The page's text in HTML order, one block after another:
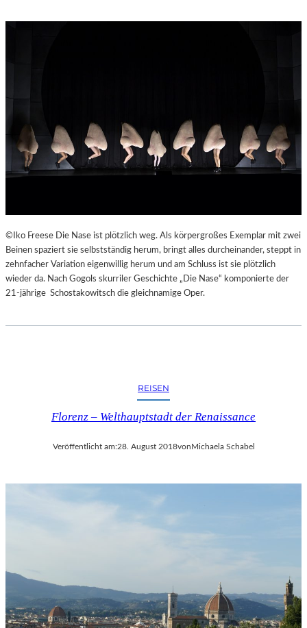
©Iko Freese Die Nase ist plötzlich weg. Als körpergroßes Exemplar mit zwei
Beinen spaziert sie selbstständig herum, bringt alles durcheinander, steppt in
zehnfacher Variation eigenwillig herum und am Schluss ist sie plötzlich
wieder da. Nach Gogols skurriler Geschichte „Die Nase“ komponierte der
21-jährige Schostakowitsch die gleichnamige Oper.
REISEN
Florenz – Welthauptstadt der Renaissance
Veröffentlicht am:28. August 2018von Michaela Schabel